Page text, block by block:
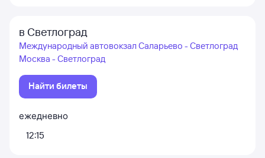
в Светлоград
Международный автовокзал Саларьево - Светлоград
Москва - Светлоград
Найти билеты
ежедневно
12:15